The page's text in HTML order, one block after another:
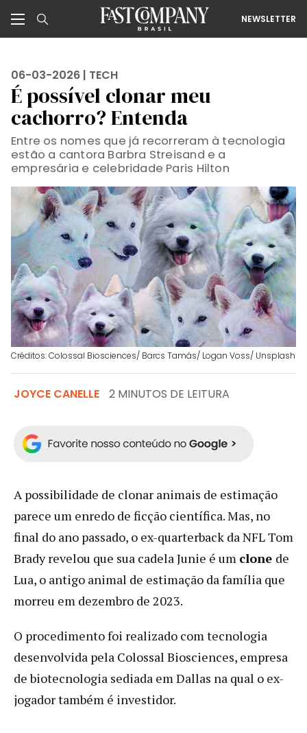
NEWSLETTER
06-03-2026 | TECH
É possível clonar meu
cachorro? Entenda
Entre os nomes que já recorreram à tecnologia
estão a cantora Barbra Streisand e a
empresária e celebridade Paris Hilton
Créditos: Colossal Biosciences/ Barcs Tamás/ Logan Voss/ Unsplash
JOYCE CANELLE 2 MINUTOS DE LEITURA
A possibilidade de clonar animais de estimação
parece um enredo de ficção científica. Mas, no
final do ano passado, o ex-quarterback da NFL Tom
Brady revelou que sua cadela Junie é um clone de
Lua, o antigo animal de estimação da família que
morreu em dezembro de 2023.
O procedimento foi realizado com tecnologia
desenvolvida pela Colossal Biosciences, empresa
de biotecnologia sediada em Dallas na qual o ex-
jogador também é investidor.